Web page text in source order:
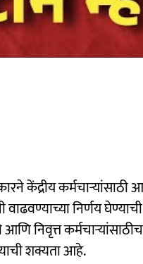
केंद्रीय कर्मचाऱ्यांसाठी
वाढवण्याच्या निर्णय
आणि निवृत्त
शक्यता आहे.